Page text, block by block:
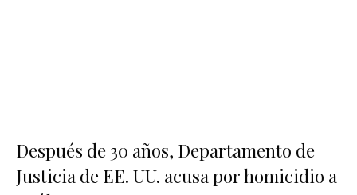
Después de 30 años, Departamento de
Justicia de EE. UU. acusa por homicidio a